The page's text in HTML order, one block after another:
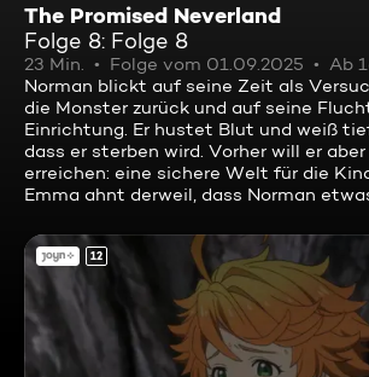
The Promised Neverland
Folge 8: Folge 8
23 Min. Folge vom 01.09.2025
Ab
Norman blickt auf seine Zeit als
die Monster zurück und auf seine
Einrichtung. Er hustet Blut und weiß
dass er sterben wird. Vorher will er
erreichen: eine sichere Welt für die
Emma ahnt derweil, dass Norman
12